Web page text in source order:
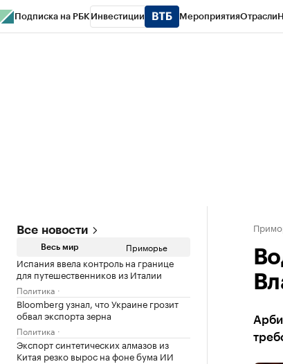
Подписка на РБК Инвестиции МероприятияОтрасли
Все новости
Весь мир Приморье
Испания ввела контроль на границе
для путешественников из Италии
Политика
Bloomberg узнал, что Украине грозит
обвал экспорта зерна
Политика
Экспорт синтетических алмазов из
Китая резко вырос на фоне бума ИИ